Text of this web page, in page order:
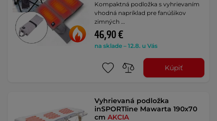
Kompaktná podložka s vyhrievaním
vhodná napríklad pre fanúšikov
zimných …
46,90 €
na sklade – 12.8. u Vás
Kúpiť
Vyhrievaná podložka
inSPORTline Mawarta 190x70
cmAKCIA